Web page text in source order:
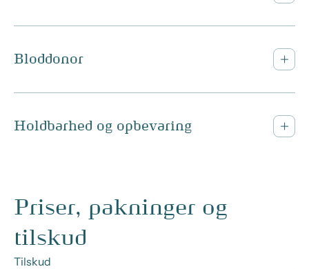
Bloddonor
Holdbarhed og opbevaring
Priser, pakninger og
tilskud
Tilskud